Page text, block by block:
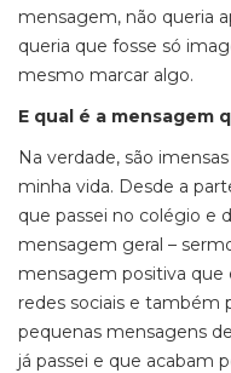
mensagem, não queria
queria que fosse só
mesmo marcar algo.
E qual é a mensagem
Na verdade, são
minha vida. Desde a
que passei no colégio e
mensagem geral –
mensagem positiva que
redes sociais e também
pequenas mensagens
já passei e que acabam